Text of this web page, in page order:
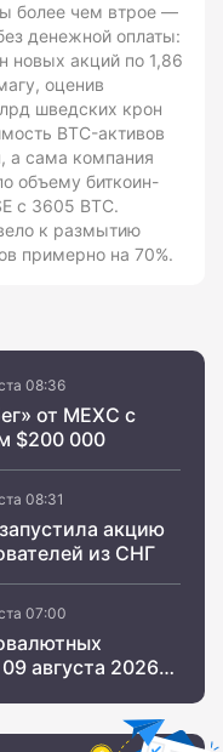
более чем втрое —
денежной оплаты:
новых акций по 1,86
оценив
шведских крон
BTC-активов
а сама компания
объему биткоин-
с 3605 BTC.
к размытию
примерно на 70%.
08:36
от MEXC с
$200 000
08:31
акцию
из СНГ
07:00
августа 2026